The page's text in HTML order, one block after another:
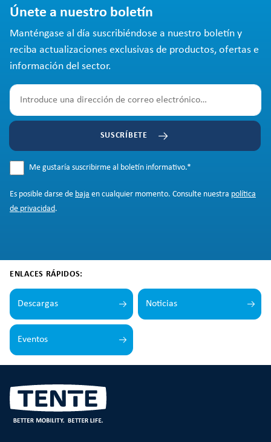
Únete a nuestro boletín
Manténgase al día suscribiéndose a nuestro boletín y
reciba actualizaciones exclusivas de productos, ofertas e
información del sector.
SUSCRÍBETE
Me gustaría suscribirme al boletín informativo.*
Es posible darse de baja en cualquier momento. Consulte nuestra política
de privacidad.
ENLACES RÁPIDOS:
Descargas Noticias
Eventos